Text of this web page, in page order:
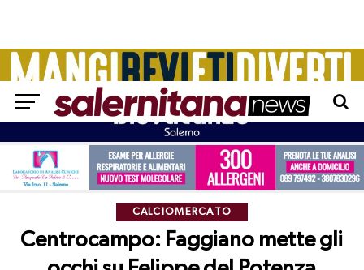
CALCIOMERCATO
Centrocampo: Faggiano mette gli